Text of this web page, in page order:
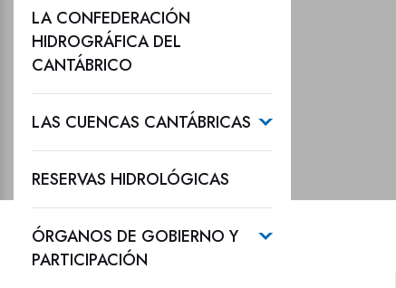
LA CONFEDERACIÓN
HIDROGRÁFICA DEL
CANTÁBRICO
LAS CUENCAS CANTÁBRICAS
RESERVAS HIDROLÓGICAS
ÓRGANOS DE GOBIERNO Y
PARTICIPACIÓN